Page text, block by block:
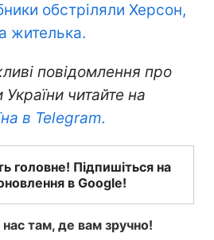
обстріляли Херсон,
жителька.
повідомлення про
України читайте на
в Telegram.
головне! Підпишіться на
в Google!
там, де вам зручно!